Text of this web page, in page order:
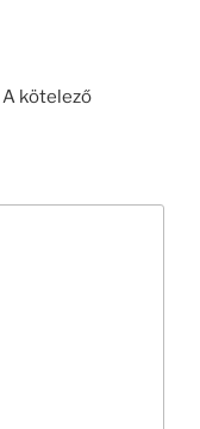
A kötelező